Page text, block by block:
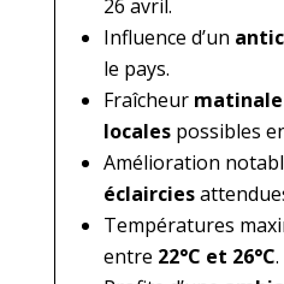
26 avril.
Influence d’un
le pays.
Fraîcheur matinale
localespossibles
Amélioration
éclaircies
Températures
entre 22°C et 26°C.